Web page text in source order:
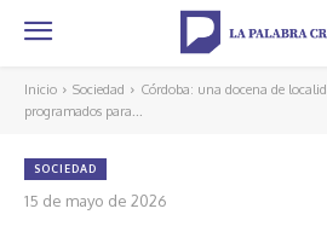
Inicio Sociedad
Córdoba: una docena de
programados para...
SOCIEDAD
15 de mayo de 2026